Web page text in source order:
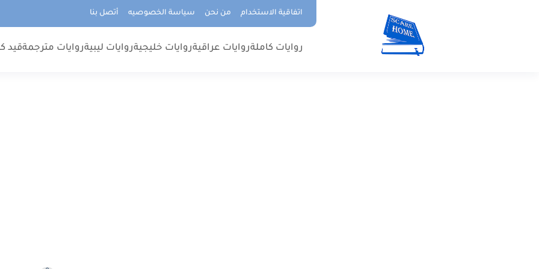
اتفاقية الاستخدام من نحن سياسة الخصوصيه أتصل بنا
روايات كاملةروايات عراقيةروايات خليجيةروايات ليبيةروايات مترجمةقيد